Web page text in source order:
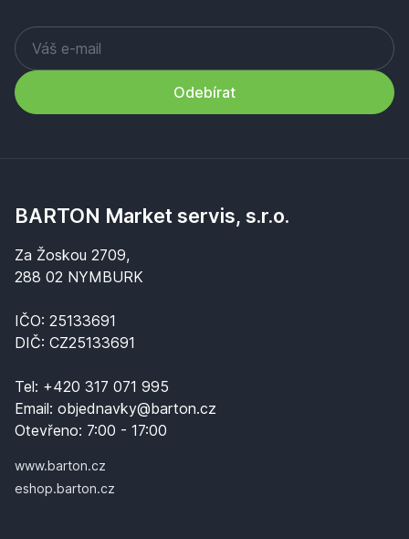
Odebírat
BARTON Market servis, s.r.o.
Za Žoskou 2709,
288 02 NYMBURK
IČO: 25133691
DIČ: CZ25133691
Tel: +420 317 071 995
Email: objednavky@barton.cz
Otevřeno: 7:00 - 17:00
www.barton.cz
eshop.barton.cz